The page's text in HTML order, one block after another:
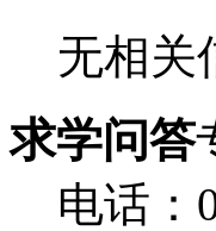
无相关
求学问答
电话：